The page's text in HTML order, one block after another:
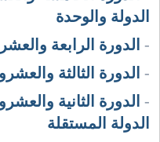
الدولة والوحدة
- الدورة الرابعة
- الدورة الثالثة
- الدورة الثانية
الدولة المستقلة